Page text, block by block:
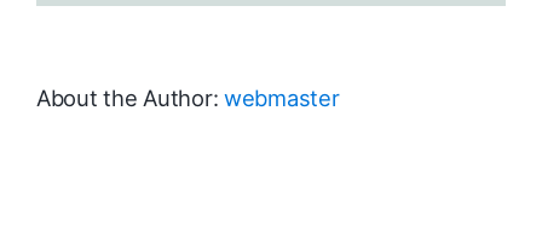
About the Author:webmaster